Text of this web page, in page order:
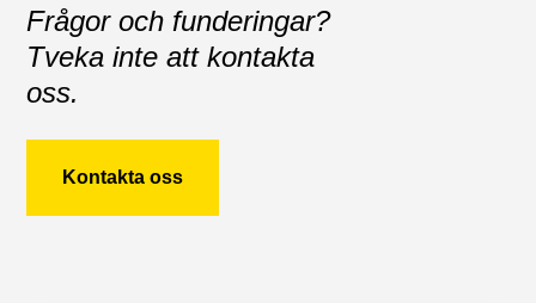
Frågor och funderingar?
Tveka inte att kontakta
oss.
Kontakta oss